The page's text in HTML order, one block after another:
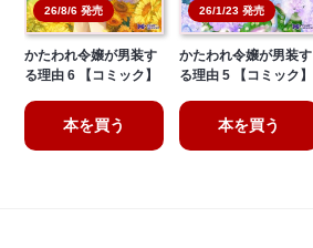
26/8/6 発売
かたわれ令嬢が男装す
る理由 6 【コミック】
本を買う
26/1/23 発売
かたわれ令嬢が男装す
る理由 5 【コミック】
本を買う